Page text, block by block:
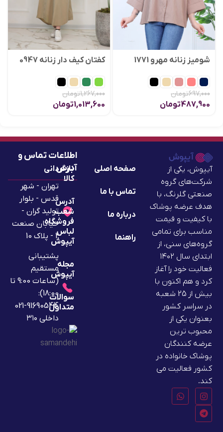
شومیز زنانه مهرو 1771
697,000تومان
487,900تومان
کفتان کیف دار زنانه 0947
1,267,000تومان
1,013,600تومان
آیپوش، یکی از
شرکت‌های گروه
صنعتی گلرنگ، با
هدف عرضه پوشاک
با کیفیت و قیمت
مناسب برای تمامی
گروه‌های سنی، از
ابتدای سال ۱۴۰۲
فعالیت خود را آغاز
کرد و هم اکنون با
بیش از 25 شعبه
در سراسر کشور
بعنوان یکی از
محبوب ترین
عرضه کنندگان
پوشاک خانواده در
کشور فعالیت می
کند.
صفحه اصلی
تماس با ما
درباره ما
راهنما
بازگردانی
کالا
آدرس
شعب
فروشگاه
لباس
آیپوش
مجله
آیپوش
سوالات
متداول
تهران - شهر
قدس - بلوار
تولید گران -
خیابان صنعت
2 - پلاک 10
پشتیبانی
مستقیم
(ساعات 9:00 تا
18:00):
91690544-021
داخلی ۳۱۰
اطلاعات تماس و
آدرس